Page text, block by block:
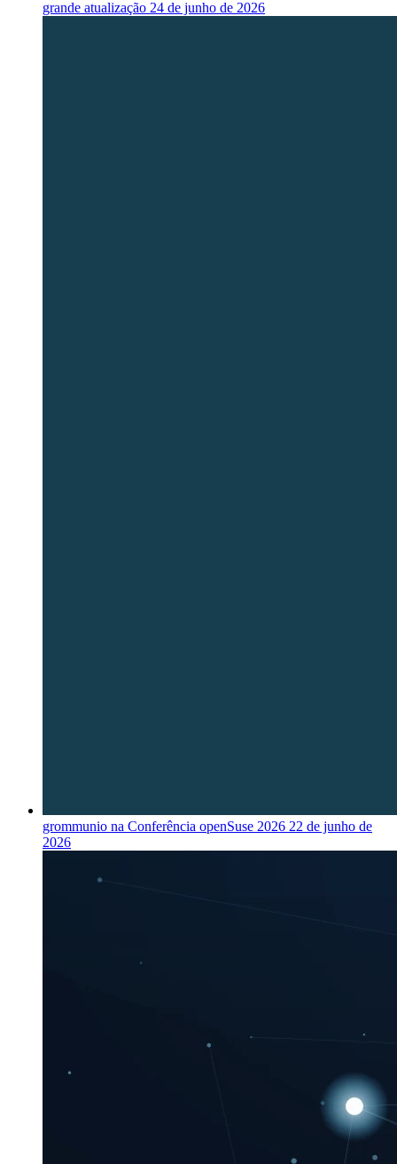
grande atualização 24 de junho de 2026
grommunio na Conferência openSuse 2026 22 de junho de
2026